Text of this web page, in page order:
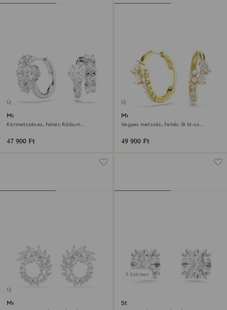
Új
Matrix karika fülbevaló
Körmetszéses, Fehér, Ródium
47 900 Ft
Új
Mesmera karika fülbevaló
Vegyes metszés, Fehér, 18 kt-os
49 900 Ft
Új
Mesmera karika fülbevaló
3 Színben
Stilla bedugós fülbevaló